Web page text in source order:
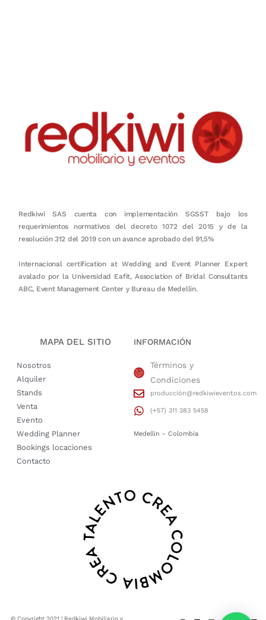
Redkiwi SAS cuenta con implementación SGSST bajo los
requerimientos normativos del decreto 1072 del 2015 y de la
resolución 312 del 2019 con un avance aprobado del 91,5%
Internacional certification at Wedding and Event Planner Expert
avalado por la Universidad Eafit, Association of Bridal Consultants
ABC, Event Management Center y Bureau de Medellín.
MAPA DEL SITIO
Nosotros
Alquiler
Stands
Venta
Evento
Wedding Planner
Bookings locaciones
Contacto
INFORMACIÓN
Términos y
Condiciones
producción@redkiwieventos.com
(+57) 311 383 5458
Medellin - Colombia
© Copyright 2021 | Redkiwi Mobiliario y